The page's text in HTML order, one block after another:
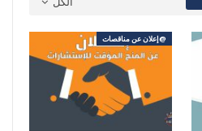
@إعلان عن مناقصات